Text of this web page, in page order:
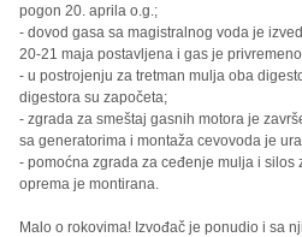
pogon 20. aprila o.g.;
- dovod gasa sa magistralnog voda je
20-21 maja postavljena i gas je
- u postrojenju za tretman mulja oba
digestora su započeta;
- zgrada za smeštaj gasnih motora je
sa generatorima i montaža cevovoda je
- pomoćna zgrada za ceđenje mulja i silos
oprema je montirana.
Malo o rokovima! Izvođač je ponudio i sa